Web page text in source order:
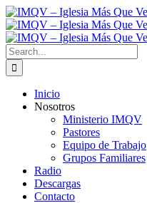
Skip
to
content
Search
for:
Inicio
Nosotros
Ministerio IMQV
Pastores
Equipo de Trabajo
Grupos Familiares
Radio
Descargas
Contacto